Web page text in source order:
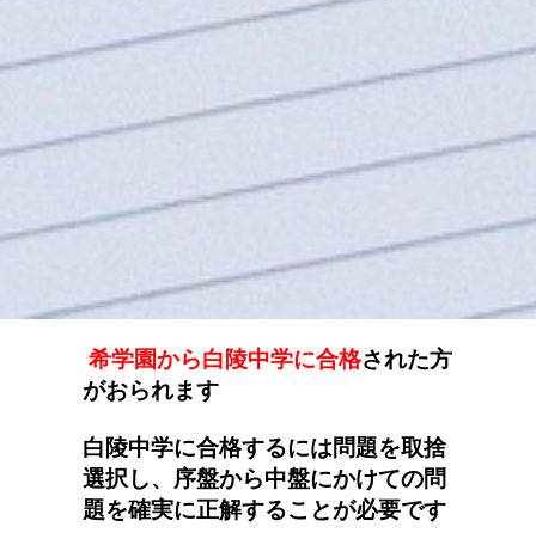
希学園から白陵中学に合格された方
がおられます
白陵中学に合格するには問題を取捨
選択し、序盤から中盤にかけての問
題を確実に正解することが必要です